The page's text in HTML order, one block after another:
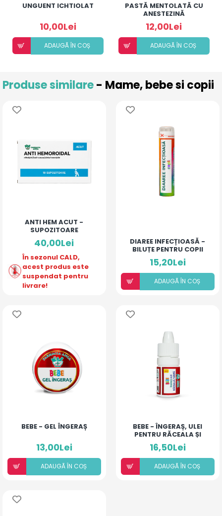
UNGUENT ICHTIOLAT
10,00Lei
ADAUGÃ ÎN COȘ
PASTĂ MENTOLATĂ CU
ANESTEZINĂ
12,00Lei
ADAUGÃ ÎN COȘ
Produse similare- Mame, bebe si copii
ANTI HEM ACUT -
SUPOZITOARE
40,00Lei
În sezonul CALD,
acest produs este
suspendat pentru
livrare!
DIAREE INFECȚIOASĂ -
BILUȚE PENTRU COPII
15,20Lei
ADAUGÃ ÎN COȘ
BEBE - GEL ÎNGERAȘ
13,00Lei
ADAUGÃ ÎN COȘ
BEBE - ÎNGERAȘ, ULEI
PENTRU RĂCEALA ȘI
GRIPĂ
16,50Lei
ADAUGÃ ÎN COȘ